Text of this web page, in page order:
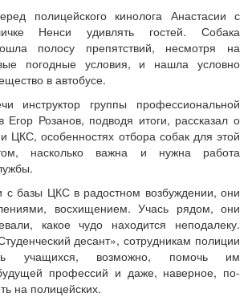
полицейского кинолога Анастасии с
Ненси удивлять гостей. Собака
полосу препятствий, несмотря на
погодные условия, и нашла условно
в автобусе.
инструктор группы профессиональной
Егор Розанов, подводя итоги, рассказал о
ЦКС, особенностях отбора собак для этой
насколько важна и нужна работа
с базы ЦКС в радостном возбуждении, они
восхищением. Учась рядом, они
какое чудо находится неподалеку.
десант», сотрудникам полиции
учащихся, возможно, помочь им
профессий и даже, наверное, по-
на полицейских.